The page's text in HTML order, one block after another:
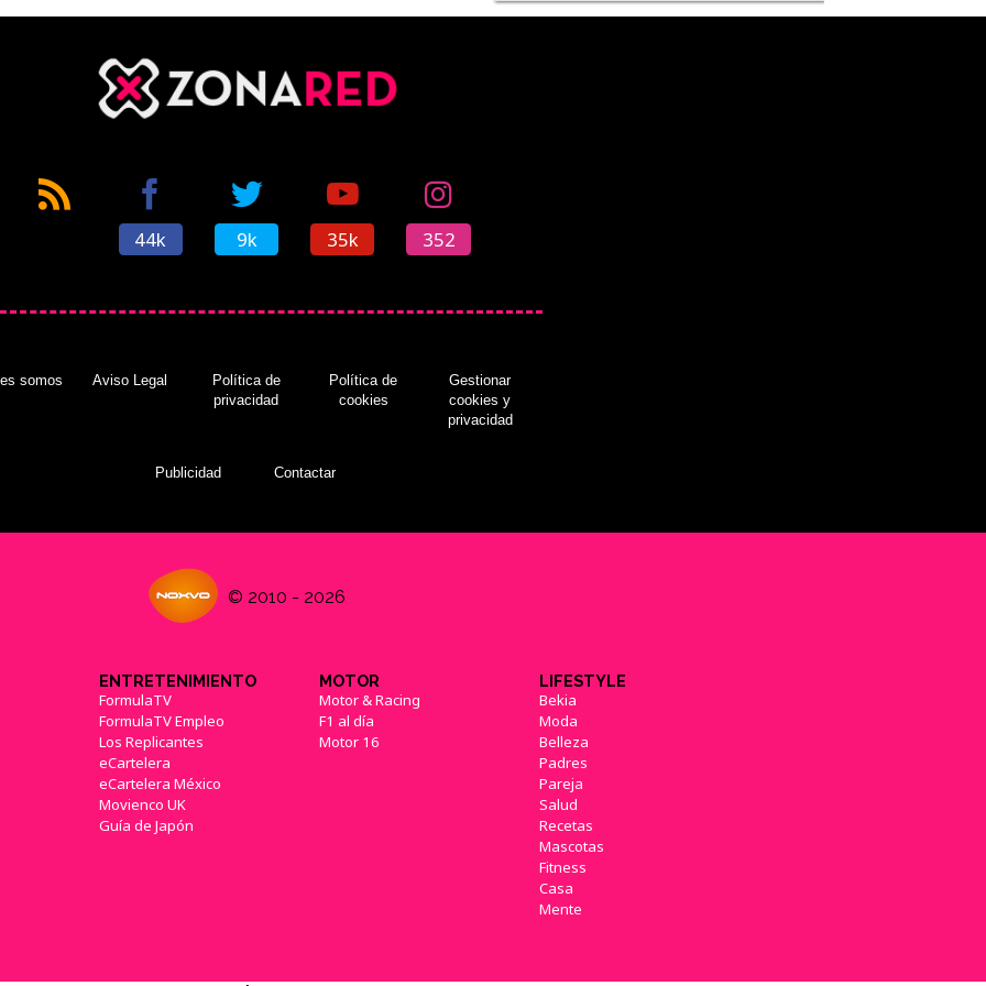
44k 9k 35k 352
somos Aviso Legal
Política de
privacidad
Política de
cookies
Gestionar
cookies y
privacidad
Publicidad Contactar
© 2010 - 2026
ENTRETENIMIENTO
FormulaTV
FormulaTV Empleo
Los Replicantes
eCartelera
eCartelera México
Movienco UK
Guía de Japón
MOTOR
Motor & Racing
F1 al día
Motor 16
LIFESTYLE
Bekia
Moda
Belleza
Padres
Pareja
Salud
Recetas
Mascotas
Fitness
Casa
Mente